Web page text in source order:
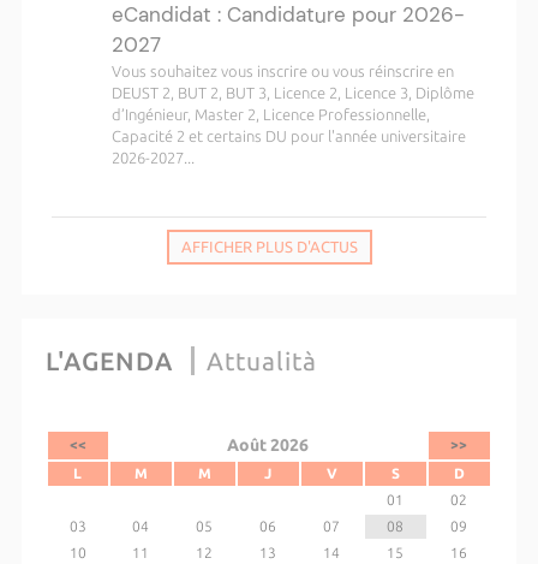
eCandidat : Candidature pour 2026-
2027
Vous souhaitez vous inscrire ou vous réinscrire en
DEUST 2, BUT 2, BUT 3, Licence 2, Licence 3, Diplôme
d’Ingénieur, Master 2, Licence Professionnelle,
Capacité 2 et certains DU pour l'année universitaire
2026-2027...
AFFICHER PLUS D'ACTUS
L'AGENDA Attualità
<< Août 2026
>>
L
M M J V S
D
01
02
03
04 05 06 07 08
09
10
11 12 13 14 15
16